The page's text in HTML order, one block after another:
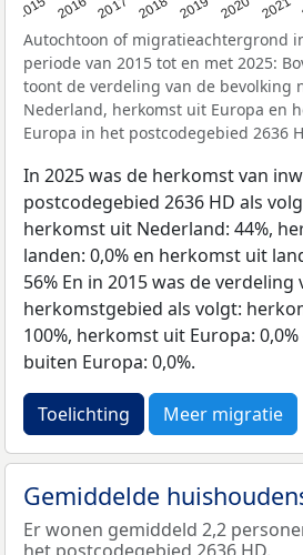
2015 2016 2017 2018 2019 2020 2021
Autochtoon of migratieachtergrond
periode van 2015 tot en met 2025:
toont de verdeling van de bevolking
Nederland, herkomst uit Europa en
Europa in het postcodegebied 2636
In 2025 was de herkomst van
postcodegebied 2636 HD als
herkomst uit Nederland: 44%,
landen: 0,0% en herkomst uit
56% En in 2015 was de
herkomstgebied als volgt:
100%, herkomst uit Europa:
buiten Europa: 0,0%.
Toelichting Meer migratie
Gemiddelde
Er wonen gemiddeld 2,2